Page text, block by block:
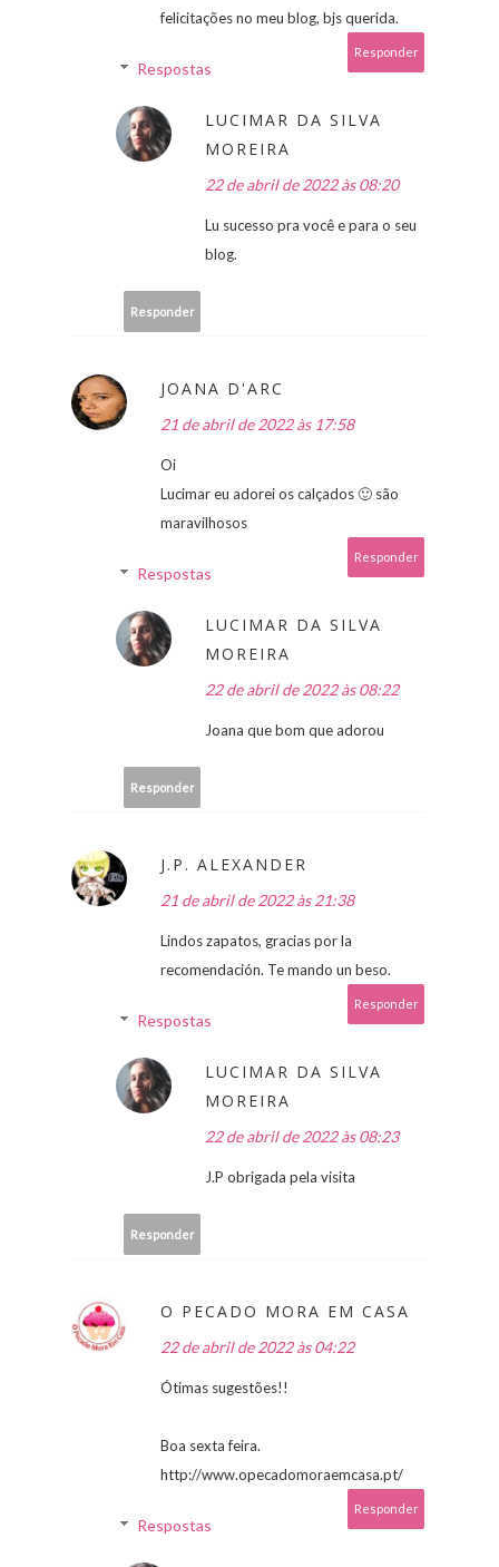
felicitações no meu blog, bjs querida.
Responder
Respostas
LUCIMAR DA SILVA
MOREIRA
22 de abril de 2022 às 08:20
Lu sucesso pra você e para o seu
blog.
Responder
JOANA D'ARC
21 de abril de 2022 às 17:58
Oi
Lucimar eu adorei os calçados 🙂 são
maravilhosos
Responder
Respostas
LUCIMAR DA SILVA
MOREIRA
22 de abril de 2022 às 08:22
Joana que bom que adorou
Responder
J.P. ALEXANDER
21 de abril de 2022 às 21:38
Lindos zapatos, gracias por la
recomendación. Te mando un beso.
Responder
Respostas
LUCIMAR DA SILVA
MOREIRA
22 de abril de 2022 às 08:23
J.P obrigada pela visita
Responder
O PECADO MORA EM CASA
22 de abril de 2022 às 04:22
Ótimas sugestões!!
Boa sexta feira.
http://www.opecadomoraemcasa.pt/
Responder
Respostas